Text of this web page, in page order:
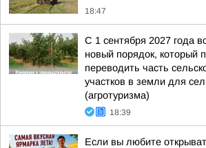
18:47
С 1 сентября 2027 года
новый порядок, который
переводить часть
участков в земли для
(агротуризма)
18:39
Если вы любите